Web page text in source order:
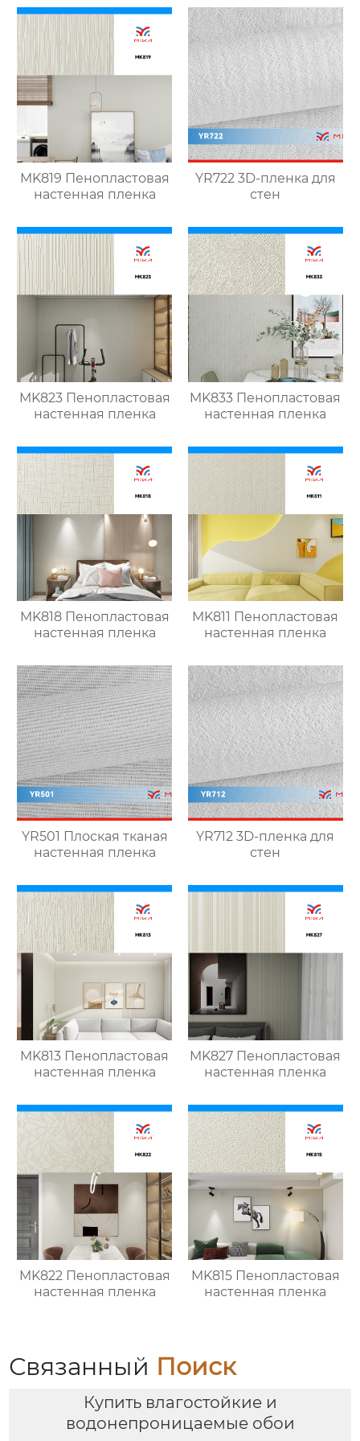
MK819 Пенопластовая
настенная пленка
YR722 3D-пленка для
стен
MK823 Пенопластовая
настенная пленка
MK833 Пенопластовая
настенная пленка
MK818 Пенопластовая
настенная пленка
MK811 Пенопластовая
настенная пленка
YR501 Плоская тканая
настенная пленка
YR712 3D-пленка для
стен
MK813 Пенопластовая
настенная пленка
MK827 Пенопластовая
настенная пленка
MK822 Пенопластовая
настенная пленка
MK815 Пенопластовая
настенная пленка
Связанный Поиск
Купить влагостойкие и
водонепроницаемые обои